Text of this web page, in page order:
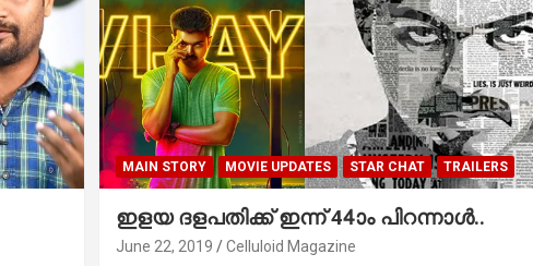
MAIN STORY MOVIE UPDATES STAR CHAT TRAILERS
ഇളയ ദളപതിക്ക് ഇന്ന് 44ാം പിറന്നാള്‍..
June 22, 2019 Celluloid Magazine